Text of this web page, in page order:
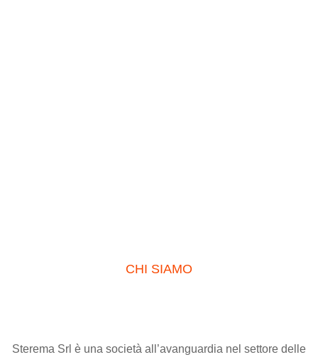
CHI SIAMO
Sterema Srl è una società all’avanguardia nel settore delle